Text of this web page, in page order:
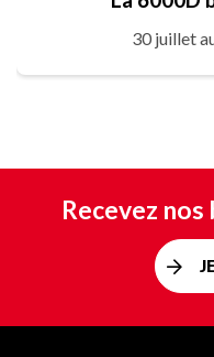
30 juillet
Recevez